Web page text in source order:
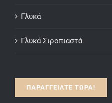
Γλυκά
Γλυκά Σιροπιαστά
ΠΑΡΑΓΓΕΙΛΤΕ ΤΩΡΑ!